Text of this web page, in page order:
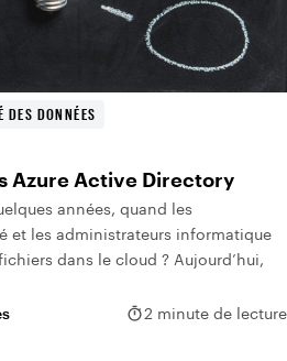
DES DONNÉES
Azure Active Directory
années, quand les
et les administrateurs informatique
dans le cloud ? Aujourd’hui,
2 minute de lecture